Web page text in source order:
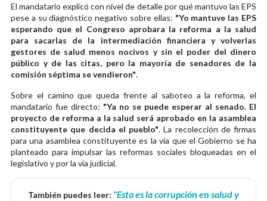
El mandatario explicó con nivel de detalle por qué mantuvo las EPS
pese a su diagnóstico negativo sobre ellas: "Yo mantuve las EPS
esperando que el Congreso aprobara la reforma a la salud
para sacarlas de la intermediación financiera y volverlas
gestores de salud menos nocivos y sin el poder del dinero
público y de las citas, pero la mayoría de senadores de la
comisión séptima se vendieron".
Sobre el camino que queda frente al saboteo a la reforma, el
mandatario fue directo: "Ya no se puede esperar al senado. El
proyecto de reforma a la salud será aprobado en la asamblea
constituyente que decida el pueblo". La recolección de firmas
para una asamblea constituyente es la vía que el Gobierno se ha
planteado para impulsar las reformas sociales bloqueadas en el
legislativo y por la vía judicial.
También puedes leer: "Esta es la corrupción en salud y